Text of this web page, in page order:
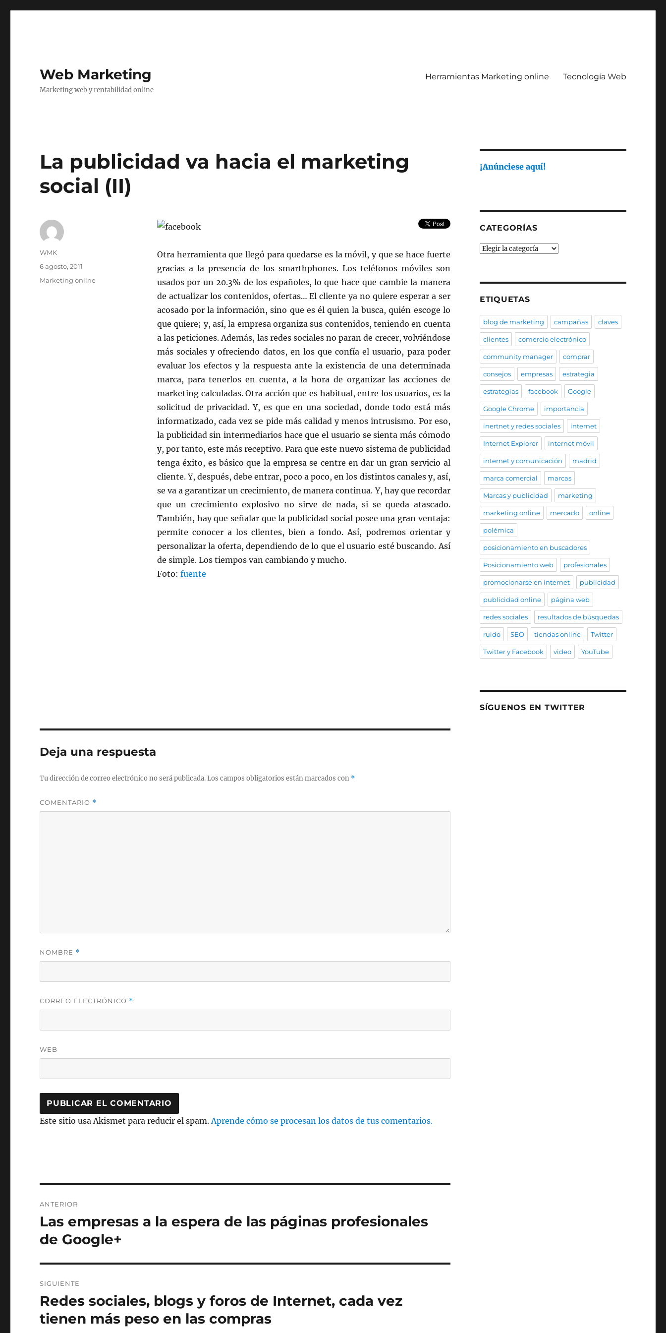
Web Marketing
Marketing web y rentabilidad online
Herramientas Marketing online Tecnología Web
La publicidad va hacia el marketing
social (II)
Otra herramienta que llegó para quedarse es la móvil, y que se hace fuerte
gracias a la presencia de los smarthphones. Los teléfonos móviles son
usados por un 20.3% de los españoles, lo que hace que cambie la manera
de actualizar los contenidos, ofertas… El cliente ya no quiere esperar a ser
acosado por la información, sino que es él quien la busca, quién escoge lo
que quiere; y, así, la empresa organiza sus contenidos, teniendo en cuenta
a las peticiones. Además, las redes sociales no paran de crecer, volviéndose
más sociales y ofreciendo datos, en los que confía el usuario, para poder
evaluar los efectos y la respuesta ante la existencia de una determinada
marca, para tenerlos en cuenta, a la hora de organizar las acciones de
marketing calculadas. Otra acción que es habitual, entre los usuarios, es la
solicitud de privacidad. Y, es que en una sociedad, donde todo está más
informatizado, cada vez se pide más calidad y menos intrusismo. Por eso,
la publicidad sin intermediarios hace que el usuario se sienta más cómodo
y, por tanto, este más receptivo. Para que este nuevo sistema de publicidad
tenga éxito, es básico que la empresa se centre en dar un gran servicio al
cliente. Y, después, debe entrar, poco a poco, en los distintos canales y, así,
se va a garantizar un crecimiento, de manera continua. Y, hay que recordar
que un crecimiento explosivo no sirve de nada, si se queda atascado.
También, hay que señalar que la publicidad social posee una gran ventaja:
permite conocer a los clientes, bien a fondo. Así, podremos orientar y
personalizar la oferta, dependiendo de lo que el usuario esté buscando. Así
de simple. Los tiempos van cambiando y mucho.
Foto: fuente
Autor
WMK
Publicado
6 agosto, 2011
Categorías
Marketing online
Deja una respuesta
Tu dirección de correo electrónico no será publicada.Los campos obligatorios están marcados con *
COMENTARIO *
NOMBRE *
CORREO ELECTRÓNICO *
WEB
Este sitio usa Akismet para reducir el spam. Aprende cómo se procesan los datos de tus comentarios.
de
entradas
ANTERIOR
Entrada
anterior:
Las empresas a la espera de las páginas profesionales
de Google+
SIGUIENTE
Entrada
siguiente:
Redes sociales, blogs y foros de Internet, cada vez
tienen más peso en las compras
¡Anúnciese aquí!
CATEGORÍAS
Categorías
ETIQUETAS
blog de marketing campañas claves
clientes comercio electrónico
community manager comprar
consejos empresas estrategia
estrategias facebook Google
Google Chrome importancia
inertnet y redes sociales internet
Internet Explorer internet móvil
internet y comunicación madrid
marca comercial marcas
Marcas y publicidad marketing
marketing online mercado online
polémica
posicionamiento en buscadores
Posicionamiento web profesionales
promocionarse en internet publicidad
publicidad online página web
redes sociales resultados de búsquedas
ruido SEO tiendas online Twitter
Twitter y Facebook video YouTube
SÍGUENOS EN TWITTER